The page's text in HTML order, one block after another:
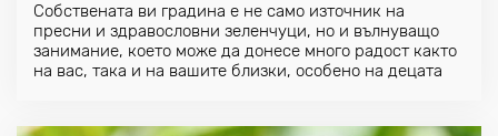
Собствената ви градина е не само източник на
пресни и здравословни зеленчуци, но и вълнуващо
занимание, което може да донесе много радост както
на вас, така и на вашите близки, особено на децата